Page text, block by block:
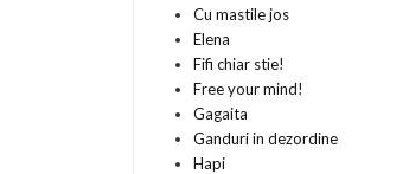
Cu mastile jos
Elena
Fifi chiar stie!
Free your mind!
Gagaita
Ganduri in dezordine
Hapi